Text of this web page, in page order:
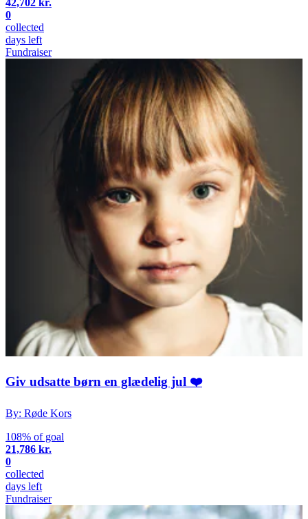
42,702 kr.
0
collected
days left
Fundraiser
Giv udsatte børn en glædelig jul ❤️
By: Røde Kors
108% of goal
21,786 kr.
0
collected
days left
Fundraiser